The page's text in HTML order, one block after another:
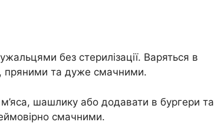
без стерилізації. Варяться в
пряними та дуже смачними.
шашлику або додавати в бургери та
смачними.